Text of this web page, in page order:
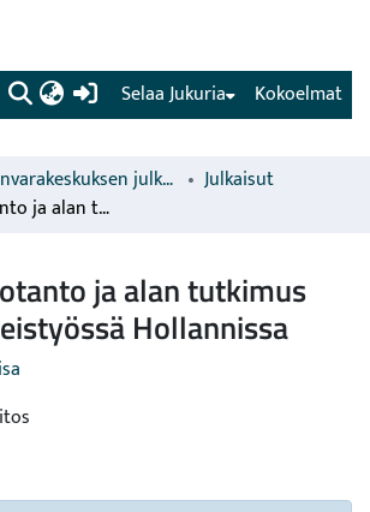
(current) Kokoelmat
Selaa Jukuria
Luonnonvarakeskuksen julkaisut
Julkaisut
Puutarhatuotanto ja alan tutkimus tiiviissä yhteistyössä Hollannissa
ja alan tutkimus
Hollannissa